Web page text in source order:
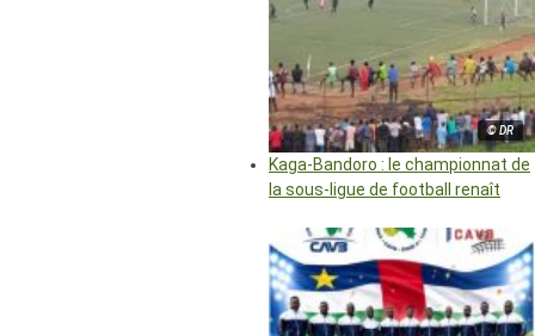
© DR
Kaga-Bandoro : le championnat de
la sous-ligue de football renaît